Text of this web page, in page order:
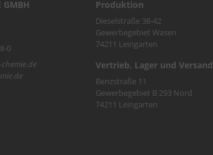
GMBH
0
Produktion
Dieselstraße 38-42
Gewerbegebiet Wasen
74211 Leingarten
Vertrieb, Lager und Versand
Benzstraße 11
Gewerbegebiet B 293 Nord
74211 Leingarten